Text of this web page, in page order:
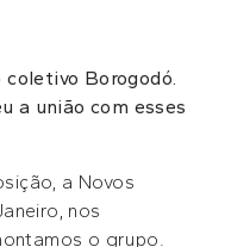
Borogodó.
a união com esses
a Novos
nos
o grupo.